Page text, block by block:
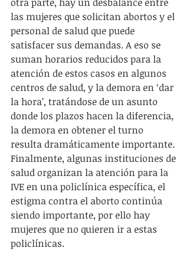
las mujeres que solicitan abortos y el
personal de salud que puede
satisfacer sus demandas. A eso se
suman horarios reducidos para la
atención de estos casos en algunos
centros de salud, y la demora en ‘dar
la hora’, tratándose de un asunto
donde los plazos hacen la diferencia,
la demora en obtener el turno
resulta dramáticamente importante.
Finalmente, algunas instituciones de
salud organizan la atención para la
IVE en una policlínica específica, el
estigma contra el aborto continúa
siendo importante, por ello hay
mujeres que no quieren ir a estas
policlínicas.